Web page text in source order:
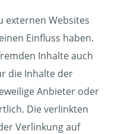
externen Websites
Einfluss haben.
Inhalte auch
die Inhalte der
Anbieter oder
Die verlinkten
Verlinkung auf